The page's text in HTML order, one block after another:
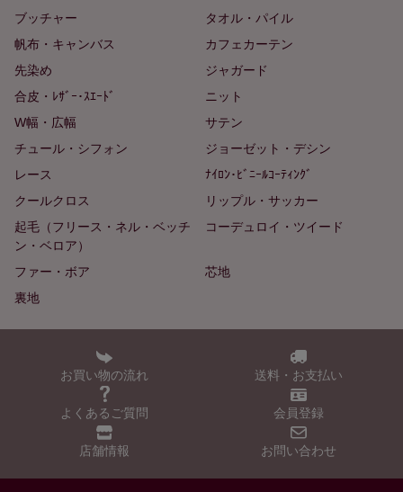
ブッチャー
タオル・パイル
帆布・キャンバス
カフェカーテン
先染め
ジャガード
合皮・ﾚｻﾞｰ･ｽｴｰﾄﾞ
ニット
W幅・広幅
サテン
チュール・シフォン
ジョーゼット・デシン
レース
ﾅｲﾛﾝ･ﾋﾞﾆｰﾙｺｰﾃｨﾝｸﾞ
クールクロス
リップル・サッカー
起毛（フリース・ネル・ベッチ
ン・ベロア）
コーデュロイ・ツイード
ファー・ボア
芯地
裏地
お買い物の流れ 送料・お支払い
よくあるご質問 会員登録
店舗情報 お問い合わせ